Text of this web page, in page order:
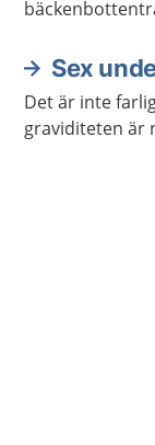
Sex
Det är inte
graviditeten är